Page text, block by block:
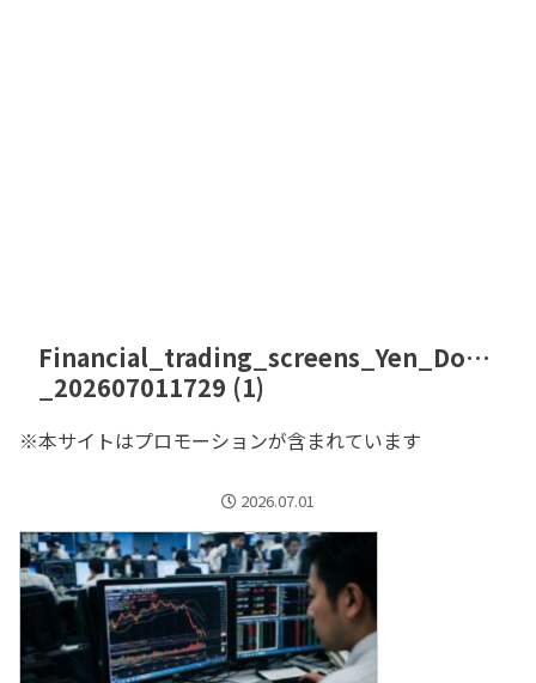
Financial_trading_screens_Yen_Do…
_202607011729 (1)
※本サイトはプロモーションが含まれています
2026.07.01